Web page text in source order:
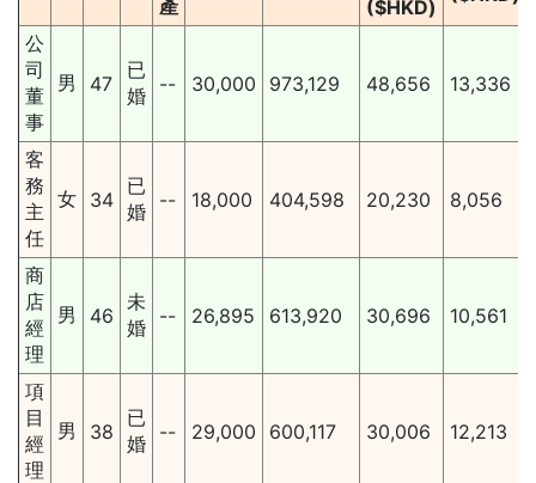
產
($HKD)
公
司
董
事
男 47
已
婚
-- 30,000 973,129 48,656 13,336
客
務
主
任
女 34
已
婚
-- 18,000 404,598 20,230 8,056
商
店
經
理
男 46
未
婚
-- 26,895 613,920 30,696 10,561
項
目
經
理
男 38
已
婚
-- 29,000 600,117 30,006 12,213